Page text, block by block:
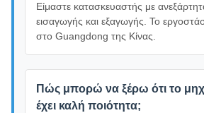
Είμαστε κατασκευαστής με
εισαγωγής και εξαγωγής. Το
στο Guangdong της Κίνας.
Πώς μπορώ να ξέρω ότι το
έχει καλή ποιότητα;